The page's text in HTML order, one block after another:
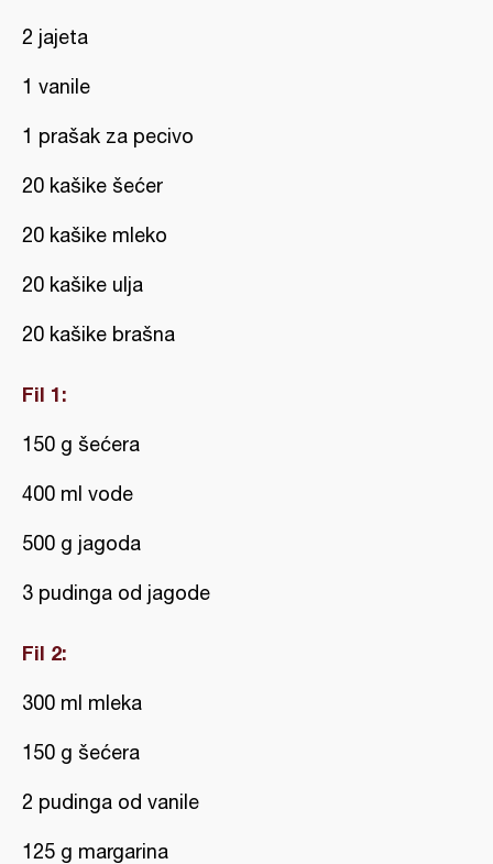
2 jajeta
1 vanile
1 prašak za pecivo
20 kašike šećer
20 kašike mleko
20 kašike ulja
20 kašike brašna
Fil 1:
150 g šećera
400 ml vode
500 g jagoda
3 pudinga od jagode
Fil 2:
300 ml mleka
150 g šećera
2 pudinga od vanile
125 g margarina